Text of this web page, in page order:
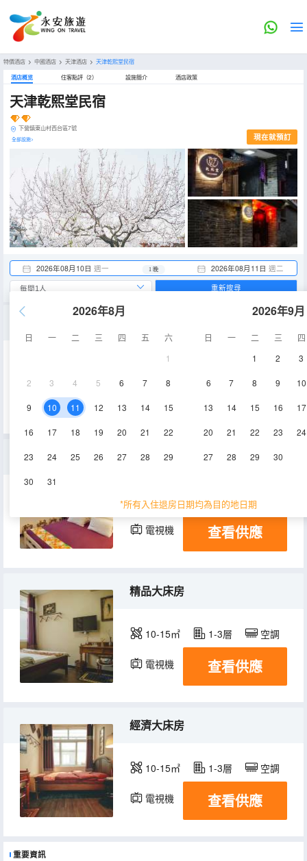
特價酒店 > 中國酒店 > 天津酒店 > 天津乾熙堂民宿
酒店概览 住客點評（2） 設施簡介 酒店政策
天津乾熙堂民宿
下營鎮東山村西台區7號
全部設施> 現在就預訂
2026年08月10日 週一 2026年08月11日 週二
1 晚
2026年8月
日 一 二 三 四 五
六
1
2 3 4 5 6 7 8
9 10 11 12 13 14 15
16 17 18 19 20 21 22
23 24 25 26 27 28 29
30 31
2026年9月
日 一 二 三
四
1
2 3
6 7 8 9 10
13 14 15 16 17
20 21 22 23 24
27 28 29 30
*所有入住退房日期均為目的地日期
重新搜尋
100㎡ 空調
美式復古大床房
15-20㎡ 1-3層
電視機 查看供應
精品大床房
10-15㎡ 1-3層 空調
電視機 查看供應
經濟大床房
10-15㎡ 1-3層 空調
電視機 查看供應
重要資訊